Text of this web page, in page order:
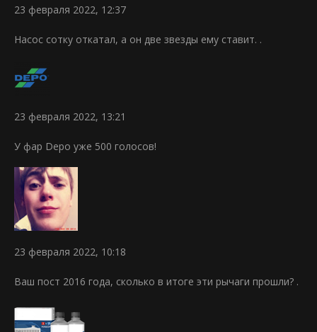
23 февраля 2022, 12:37
Насос сотку откатал, а он две звезды ему ставит. .
23 февраля 2022, 13:21
У фар Depo уже 500 голосов!
23 февраля 2022, 10:18
Ваш пост 2016 года, сколько в итоге эти рычаги прошли? .